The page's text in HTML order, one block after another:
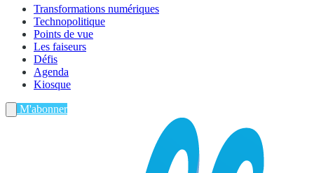
Transformations numériques
Technopolitique
Points de vue
Les faiseurs
Défis
Agenda
Kiosque
M'abonner